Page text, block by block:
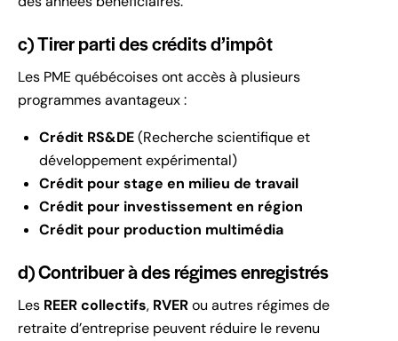
c) Tirer parti des crédits d’impôt
Les PME québécoises ont accès à plusieurs
programmes avantageux :
Crédit RS&DE(Recherche scientifique et
développement expérimental)
Crédit pour stage en milieu de travail
Crédit pour investissement en région
Crédit pour production multimédia
d) Contribuer à des régimes enregistrés
Les REER collectifs, RVERou autres régimes de
retraite d’entreprise peuvent réduire le revenu